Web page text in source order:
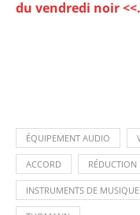
du vendredi noir <<.
ÉQUIPEMENT AUDIO
ACCORD RÉDUCTION
INSTRUMENTS DE MUSIQUE